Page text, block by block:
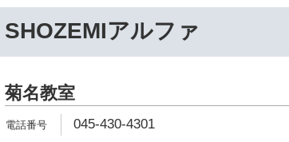
SHOZEMIアルファ
菊名教室
045-430-4301